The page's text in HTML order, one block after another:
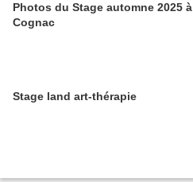
Photos du Stage automne 2025 à
Cognac
Stage land art-thérapie